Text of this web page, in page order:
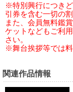
※特別興行につき
引券を含む一切の
また、会員無料鑑
ケットなどもご利
さい。
※舞台挨拶等では料
関連作品情報